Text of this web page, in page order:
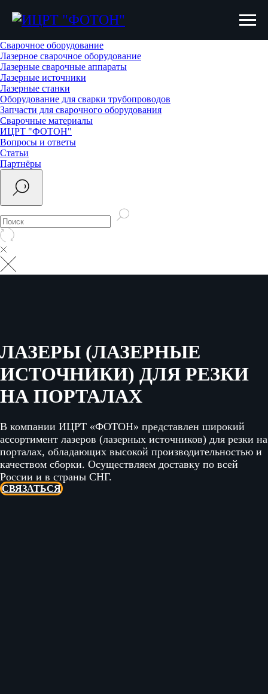
Сварочное оборудование
Лазерное сварочное оборудование
Лазерные сварочные аппараты
Лазерные источники
Лазерные станки
Оборудование для сварки трубопроводов
Запчасти для сварочного оборудования
Сварочные материалы
ИЦРТ "ФОТОН"
Вопросы и ответы
Статьи
Партнёры
ЛАЗЕРЫ (ЛАЗЕРНЫЕ
ИСТОЧНИКИ) ДЛЯ РЕЗКИ
НА ПОРТАЛАХ
В компании ИЦРТ «ФОТОН» представлен широкий
ассортимент лазеров (лазерных источников) для резки на
порталах, обладающих высокой производительностью и
качеством сборки. Осуществляем доставку по всей
России и в страны СНГ.
СВЯЗАТЬСЯ